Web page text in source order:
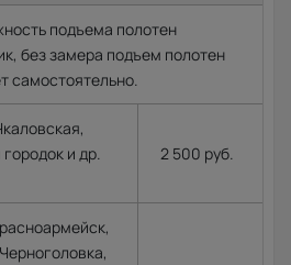
подъема полотен
без замера подъем полотен
самостоятельно.
и др.
2 500 руб.